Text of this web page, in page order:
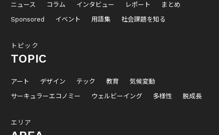
ニュース コラム インタビュー レポート
まとめ
Sponsored
イベント 用語集 社会課題を知る
トピック
TOPIC
アート デザイン テック 教育
気候変動
サーキュラーエコノミー
ウェルビーイング 多様性 脱成長
エリア